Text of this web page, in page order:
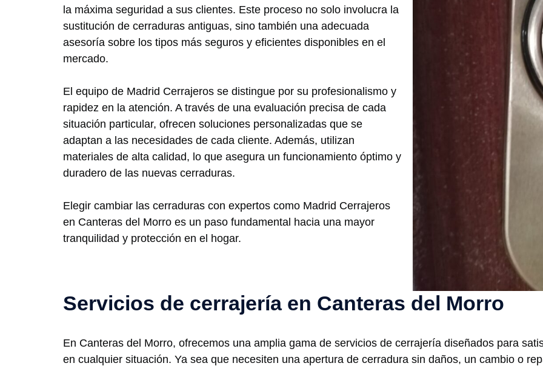
la máxima seguridad a sus clientes. Este proceso no solo involucra la
sustitución de cerraduras antiguas, sino también una adecuada
asesoría sobre los tipos más seguros y eficientes disponibles en el
mercado.
El equipo de Madrid Cerrajeros se distingue por su profesionalismo y
rapidez en la atención. A través de una evaluación precisa de cada
situación particular, ofrecen soluciones personalizadas que se
adaptan a las necesidades de cada cliente. Además, utilizan
materiales de alta calidad, lo que asegura un funcionamiento óptimo y
duradero de las nuevas cerraduras.
Elegir cambiar las cerraduras con expertos como Madrid Cerrajeros
en Canteras del Morro es un paso fundamental hacia una mayor
tranquilidad y protección en el hogar.
Servicios de cerrajería en Canteras del Morro
En Canteras del Morro, ofrecemos una amplia gama de servicios de cerrajería diseñados para
en cualquier situación. Ya sea que necesiten una apertura de cerradura sin daños, un cambio o